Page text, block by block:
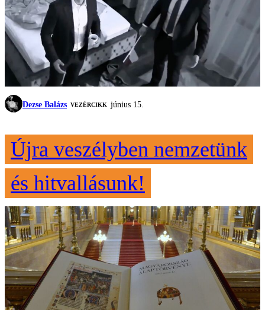
Dezse Balázs VEZÉRCIKK június 15.
Újra veszélyben nemzetünk
és hitvallásunk!